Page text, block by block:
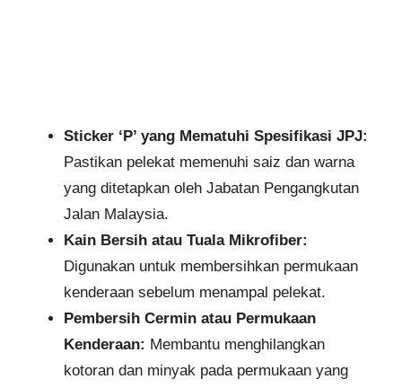
Sticker ‘P’ yang Mematuhi Spesifikasi JPJ:
Pastikan pelekat memenuhi saiz dan warna
yang ditetapkan oleh Jabatan Pengangkutan
Jalan Malaysia.
Kain Bersih atau Tuala Mikrofiber:
Digunakan untuk membersihkan permukaan
kenderaan sebelum menampal pelekat.
Pembersih Cermin atau Permukaan
Kenderaan: Membantu menghilangkan
kotoran dan minyak pada permukaan yang